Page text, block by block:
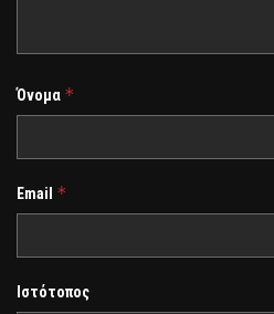
Όνομα *
Email *
Ιστότοπος